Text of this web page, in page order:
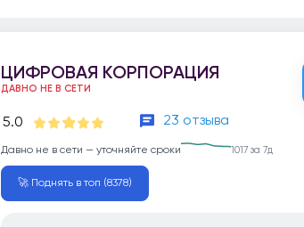
ЦИФРОВАЯ КОРПОРАЦИЯ
ДАВНО НЕ В СЕТИ
5.0 23 отзыва
Давно не в сети — уточняйте сроки 1017 за 7д
🚀 Поднять в топ (8378)